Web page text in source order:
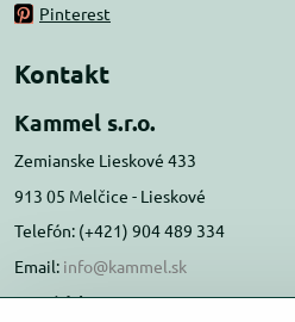
Pinterest
Kontakt
Kammel s.r.o.
Zemianske Lieskové 433
913 05 Melčice - Lieskové
Telefón: (+421) 904 489 334
Email: info@kammel.sk
Prevádzka: